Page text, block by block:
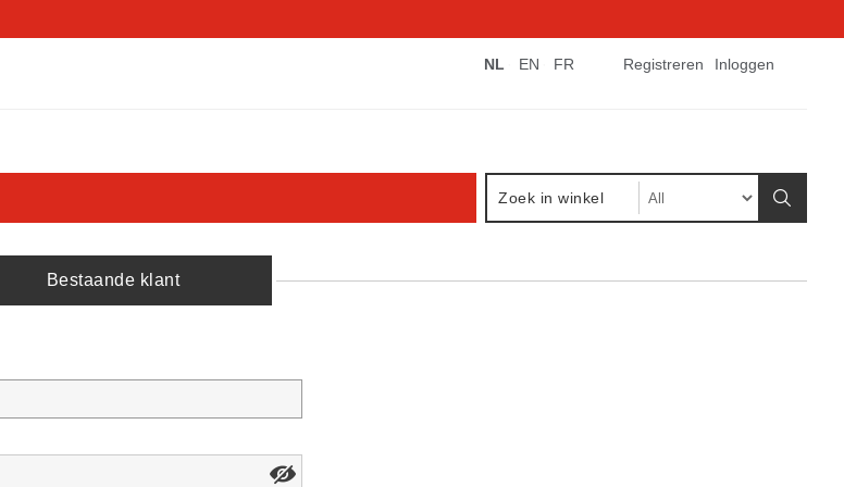
Registreren Inloggen
NL EN FR
Bestaande klant